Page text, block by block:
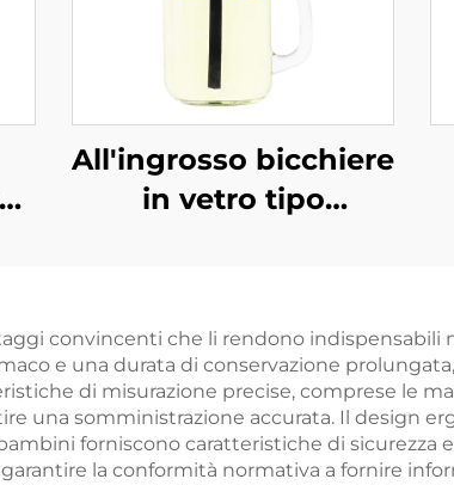
All'ingrosso bicchiere
in vetro tipo
convincenti che li rendono indispensabili
e una durata di conservazione
di misurazione precise, comprese le
una somministrazione accurata. Il design
forniscono caratteristiche di sicurezza
la conformità normativa a fornire